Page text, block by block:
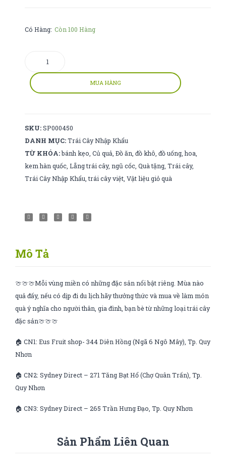
Có Hàng: Còn 100 Hàng
sz
MUA HÀNG
SKU: SP000450
DANH MỤC: Trái Cây Nhập Khẩu
TỪ KHÓA: bánh kẹo ,Củ quả ,Đồ ăn ,đồ khô ,đồ uống ,hoa
kem hàn quốc ,Lẵng trái cây,ngũ cốc ,Quà tặng ,Trái cây,
Trái Cây Nhập Khẩu ,trái cây việt ,Vật liệu giỏ quà
Mô Tả
🍈🍈🍈Mỗi vùng miền có những đặc sản nổi bật riêng. Mùa nào
quả đấy, nếu có dịp đi du lịch hãy thưởng thức và mua về làm món
quà ý nghĩa cho người thân, gia đình, bạn bè từ những loại trái cây
đặc sản🍈🍈🍈
🏠 CN1: Eus Fruit shop- 344 Diên Hồng (Ngã 6 Ngô Mây), Tp. Quy
Nhơn
🏠 CN2: Sydney Direct – 271 Tăng Bạt Hổ (Chợ Quân Trấn), Tp.
Quy Nhơn
🏠 CN3: Sydney Direct – 265 Trần Hưng Đạo, Tp. Quy Nhơn
Sản Phẩm Liên Quan